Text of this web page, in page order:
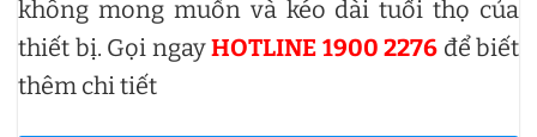
không mong muốn và kéo dài tuổi thọ của
thiết bị. Gọi ngayHOTLINE 1900 2276 để biết
thêm chi tiết